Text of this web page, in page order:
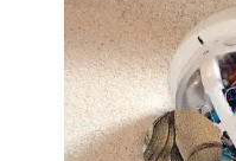
Previous